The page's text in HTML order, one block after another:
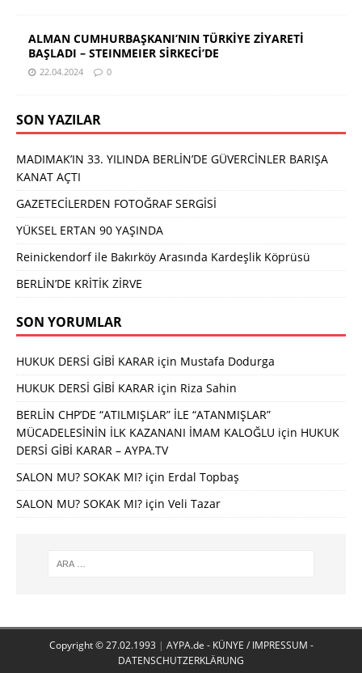
ALMAN CUMHURBAŞKANI’NIN TÜRKİYE ZİYARETİ
BAŞLADI – STEINMEIER SİRKECİ’DE
22.04.2024 0
SON YAZILAR
MADIMAK’IN 33. YILINDA BERLİN’DE GÜVERCİNLER BARIŞA
KANAT AÇTI
GAZETECİLERDEN FOTOĞRAF SERGİSİ
YÜKSEL ERTAN 90 YAŞINDA
Reinickendorf ile Bakırköy Arasında Kardeşlik Köprüsü
BERLİN’DE KRİTİK ZİRVE
SON YORUMLAR
HUKUK DERSİ GİBİ KARAR için Mustafa Dodurga
HUKUK DERSİ GİBİ KARAR için Riza Sahin
BERLİN CHP’DE “ATILMIŞLAR” İLE “ATANMIŞLAR”
MÜCADELESİNİN İLK KAZANANI İMAM KALOĞLU için HUKUK
DERSİ GİBİ KARAR – AYPA.TV
SALON MU? SOKAK MI? için Erdal Topbaş
SALON MU? SOKAK MI? için Veli Tazar
Copyright © 27.02.1993 | AYPA.de - KÜNYE / IMPRESSUM -
DATENSCHUTZERKLÄRUNG